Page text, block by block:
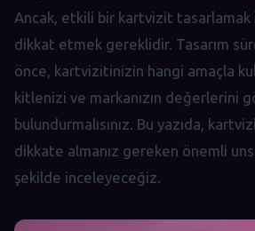
Ancak, etkili bir kartvizit
dikkat etmek gereklidir. Tasarım
önce, kartvizitinizin hangi amaçla
kitlenizi ve markanızın değerlerini
bulundurmalısınız. Bu yazıda,
dikkate almanız gereken önemli
şekilde inceleyeceğiz.